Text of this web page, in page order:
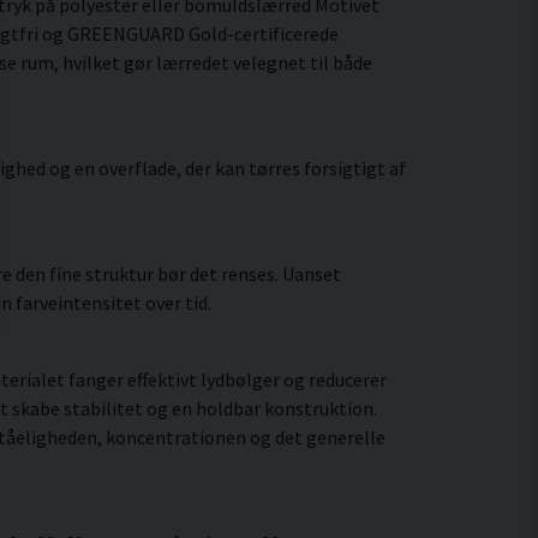
og GREENGUARD Gold-certificerede
rum, hvilket gør lærredet velegnet til både
og en overflade, der kan tørres forsigtigt af
den fine struktur bør det renses. Uanset
farveintensitet over tid.
fanger effektivt lydbølger og reducerer
skabe stabilitet og en holdbar konstruktion.
koncentrationen og det generelle